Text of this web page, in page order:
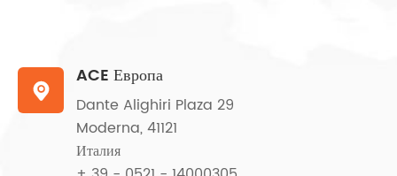

ACE Европа
Dante Alighiri Plaza 29
Moderna, 41121
Италия